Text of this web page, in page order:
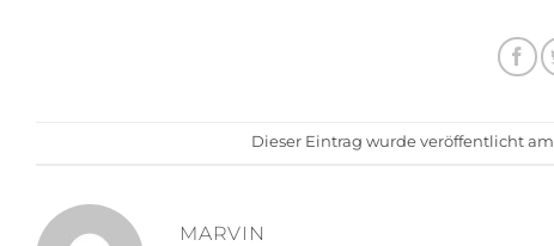
Dieser Eintrag wurde veröffentlicht am
MARVIN